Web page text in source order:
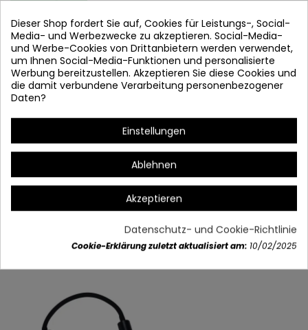
LED-LEUCHTEN Anwendung
Stahl lackiert
weiß und acryl
3W LED 3000K
Artikeldetails
Vielleicht gefällt Ihnen auch
Dieser Shop fordert Sie auf, Cookies für Leistungs-, Social-
Media- und Werbezwecke zu akzeptieren. Social-Media-
und Werbe-Cookies von Drittanbietern werden verwendet,
um Ihnen Social-Media-Funktionen und personalisierte
Werbung bereitzustellen. Akzeptieren Sie diese Cookies und
die damit verbundene Verarbeitung personenbezogener
Daten?
Einstellungen
Ablehnen
Akzeptieren
Datenschutz- und Cookie-Richtlinie
Cookie-Erklärung zuletzt aktualisiert am: 10/02/2025